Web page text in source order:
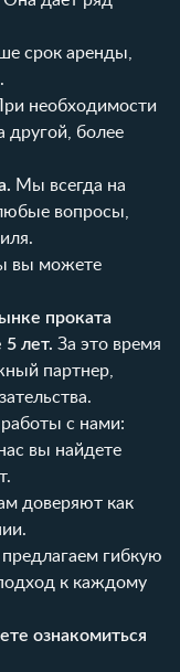
срок аренды,
необходимости
другой, более
Мы всегда на
вопросы,
вы можете
проката
лет. За это время
партнер,
с нами:
вы найдете
доверяют как
гибкую
к каждому
ознакомиться